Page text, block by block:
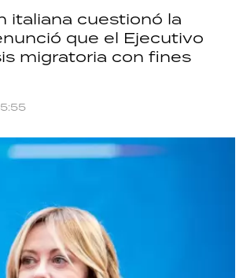
italiana cuestionó la
que el Ejecutivo
migratoria con fines